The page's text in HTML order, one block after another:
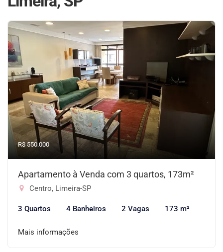
R$ 550.000
Apartamento à Venda com 3 quartos, 173m²
Centro, Limeira-SP
3 Quartos 4 Banheiros 2 Vagas 173 m²
Mais informações